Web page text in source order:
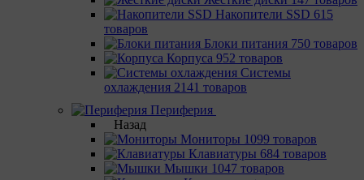
Накопители SSD 615
товаров
Блоки питания 750 товаров
Корпуса 952 товаров
Системы
охлаждения 2141 товаров
Периферия
Назад
Мониторы 1099 товаров
Клавиатуры 684 товаров
Мышки 1047 товаров